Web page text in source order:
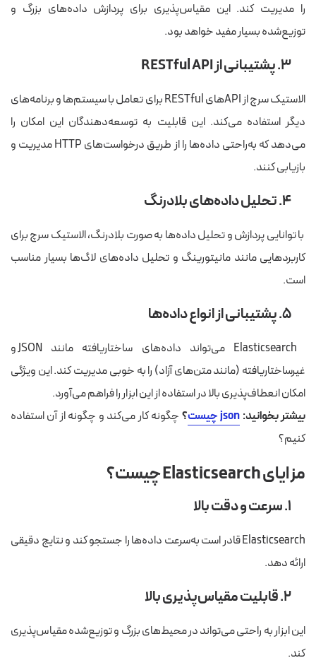
را مدیریت کند. این مقیاس‌پذیری برای پردازش داده‌های بزرگ و
توزیع‌شده بسیار مفید خواهد بود.
۳. پشتیبانی از RESTful API
الاستیک سرچ از APIهای RESTful برای تعامل با سیستم‌ها و برنامه‌های
دیگر استفاده می‌کند. این قابلیت به توسعه‌دهندگان این امکان را
می‌دهد که به‌راحتی داده‌ها را از طریق درخواست‌های HTTP مدیریت و
بازیابی کنند.
۴. تحلیل داده‌های بلادرنگ
با توانایی پردازش و تحلیل داده‌ها به صورت بلادرنگ، الاستیک سرچ برای
کاربردهایی مانند مانیتورینگ و تحلیل داده‌های لاگ‌ها بسیار مناسب
است.
۵. پشتیبانی از انواع داده‌ها
Elasticsearch می‌تواند داده‌های ساختاریافته مانند JSON و
غیرساختاریافته (مانند متن‌های آزاد) را به خوبی مدیریت کند. این ویژگی
امکان انعطاف‌پذیری بالا در استفاده از این ابزار را فراهم می‌آورد.
بیشتر بخوانید: json چیست ؟ چگونه کار می‌کند و چگونه از آن استفاده
کنیم؟
مزایای Elasticsearch چیست؟
۱. سرعت و دقت بالا
Elasticsearch قادر است به‌سرعت داده‌ها را جستجو کند و نتایج دقیقی
ارائه دهد.
۲. قابلیت مقیاس‌پذیری بالا
این ابزار به راحتی می‌تواند در محیط‌های بزرگ و توزیع‌شده مقیاس‌پذیری
کند.